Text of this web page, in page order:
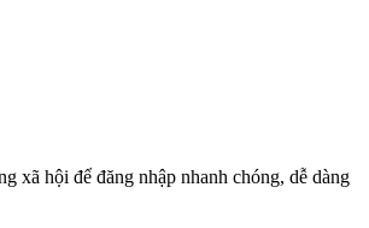
xã hội để đăng nhập nhanh chóng, dễ dàng